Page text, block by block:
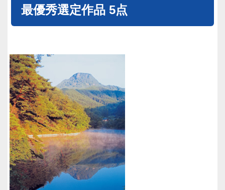
最優秀選定作品 5点